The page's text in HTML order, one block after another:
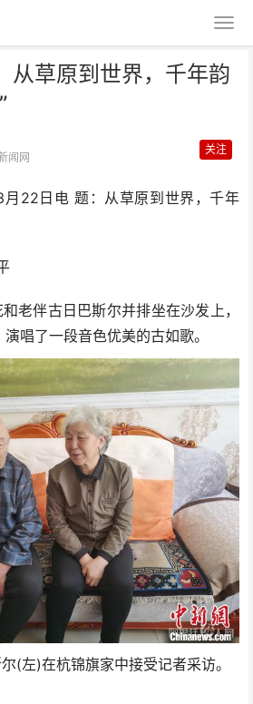
从草原到世界，千年韵
闻网
关注
22日电 题：从草原到世界，千年
伴古日巴斯尔并排坐在沙发上，
唱了一段音色优美的古如歌。
(左)在杭锦旗家中接受记者采访。
草原到世界，千